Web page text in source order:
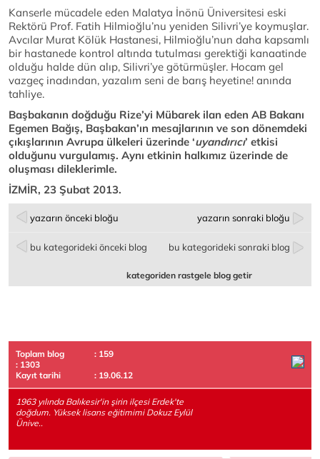
Kanserle mücadele eden Malatya İnönü Üniversitesi eski
Rektörü Prof. Fatih Hilmioğlu’nu yeniden Silivri’ye koymuşlar.
Avcılar Murat Kölük Hastanesi, Hilmioğlu’nun daha kapsamlı
bir hastanede kontrol altında tutulması gerektiği kanaatinde
olduğu halde dün alıp, Silivri’ye götürmüşler. Hocam gel
vazgeç inadından, yazalım seni de barış heyetine! anında
tahliye.
Başbakanın doğduğu Rize’yi Mübarek ilan eden AB Bakanı
Egemen Bağış, Başbakan’ın mesajlarının ve son dönemdeki
çıkışlarının Avrupa ülkeleri üzerinde ‘uyandırıcı’ etkisi
olduğunu vurgulamış. Aynı etkinin halkımız üzerinde de
oluşması dileklerimle.
İZMİR, 23 Şubat 2013.
yazarın önceki bloğu yazarın sonraki bloğu
bu kategorideki önceki blog bu kategorideki sonraki blog
kategoriden rastgele blog getir
Toplam blog
: 159
: 1303
Kayıt tarihi
: 19.06.12
1963 yılında Balıkesir'in şirin ilçesi Erdek'te
doğdum. Yüksek lisans eğitimimi Dokuz Eylül
Ünive..